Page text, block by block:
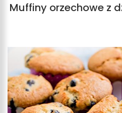
Muffiny orzechowe z